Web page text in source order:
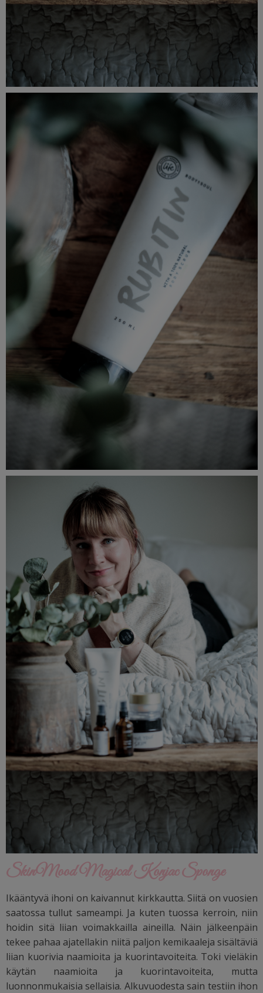
SkinMood Magical Konjac Sponge
Ikääntyvä ihoni on kaivannut kirkkautta. Siitä on vuosien
saatossa tullut sameampi. Ja kuten tuossa kerroin, niin
hoidin sitä liian voimakkailla aineilla. Näin jälkeenpäin
tekee pahaa ajatellakin niitä paljon kemikaaleja sisältäviä
liian kuorivia naamioita ja kuorintavoiteita. Toki vieläkin
käytän naamioita ja kuorintavoiteita, mutta
luonnonmukaisia sellaisia. Alkuvuodesta sain testiin ihon